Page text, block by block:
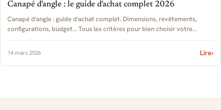
Canapé d'angle : le guide d'achat complet 2026
Canapé d'angle : guide d'achat complet. Dimensions, revêtements,
configurations, budget... Tous les critères pour bien choisir votre
canapé d'angle en 2026.
14 mars 2026 Lire›